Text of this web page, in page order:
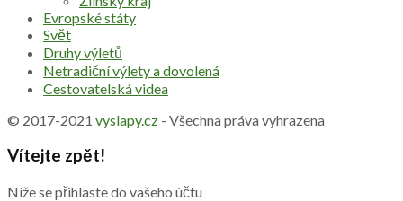
Evropské státy
Svět
Druhy výletů
Netradiční výlety a dovolená
Cestovatelská videa
© 2017-2021 vyslapy.cz - Všechna práva vyhrazena
Vítejte zpět!
Níže se přihlaste do vašeho účtu